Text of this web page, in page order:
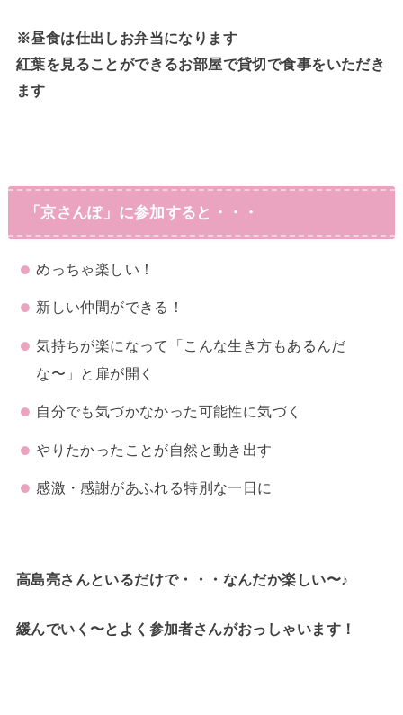
※昼食は仕出しお弁当になります
紅葉を見ることができるお部屋で貸切で食事をいただき
ます
「京さんぽ」に参加すると・・・
めっちゃ楽しい！
新しい仲間ができる！
気持ちが楽になって「こんな生き方もあるんだ
な〜」と扉が開く
自分でも気づかなかった可能性に気づく
やりたかったことが自然と動き出す
感激・感謝があふれる特別な一日に
高島亮さんといるだけで・・・なんだか楽しい〜♪
緩んでいく〜とよく参加者さんがおっしゃいます！